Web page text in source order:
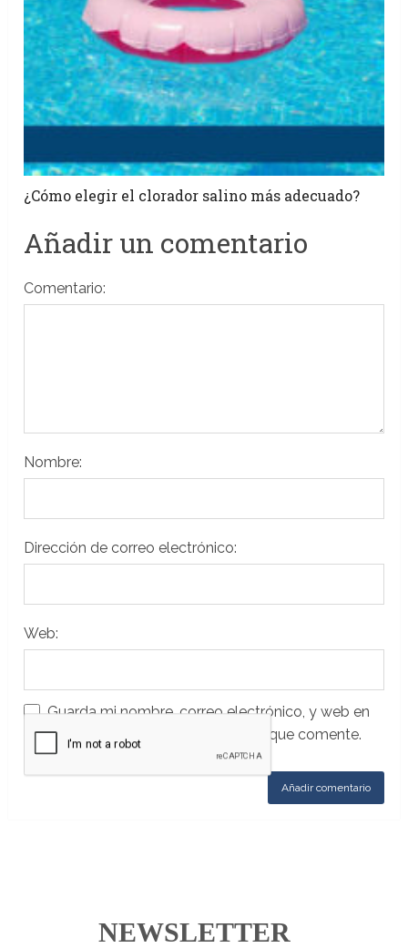
¿Cómo elegir el clorador salino más adecuado?
Añadir un comentario
Comentario:
Nombre:
Dirección de correo electrónico:
Web:
Guarda mi nombre, correo electrónico, y web en
este navegador para la próxima vez que comente.
NEWSLETTER